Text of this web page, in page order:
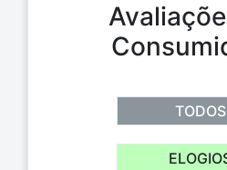
TODOS